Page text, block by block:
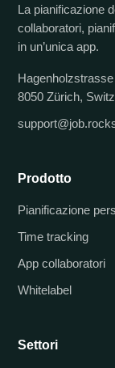
La pianificazione
collaboratori,
in un’unica app.
8050 Zürich,
Prodotto
Pianificazione
Time tracking
App collaboratori
Whitelabel
Settori